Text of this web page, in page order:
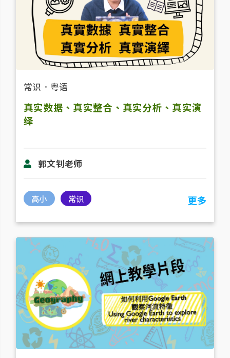
常识 ． 粤语
真实数据、真实整合、真实分析、真实演
绎
郭文钊老师
高小 常识 更多